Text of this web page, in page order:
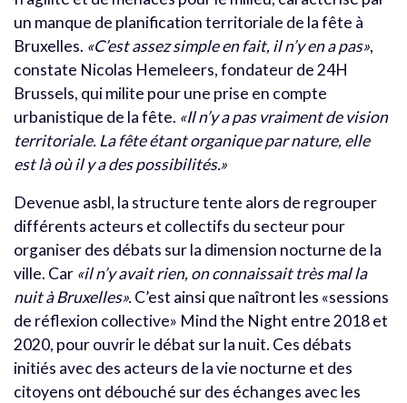
un manque de planification territoriale de la fête à
Bruxelles. «C’est assez simple en fait, il n’y en a pas»,
constate Nicolas Hemeleers, fondateur de 24H
Brussels, qui milite pour une prise en compte
urbanistique de la fête. «Il n’y a pas vraiment de vision
territoriale. La fête étant organique par nature, elle
est là où il y a des possibilités.»
Devenue asbl, la structure tente alors de regrouper
différents acteurs et collectifs du secteur pour
organiser des débats sur la dimension nocturne de la
ville. Car «il n’y avait rien, on connaissait très mal la
nuit à Bruxelles».C’est ainsi que naîtront les «sessions
de réflexion collective» Mind the Night entre 2018 et
2020, pour ouvrir le débat sur la nuit. Ces débats
initiés avec des acteurs de la vie nocturne et des
citoyens ont débouché sur des échanges avec les